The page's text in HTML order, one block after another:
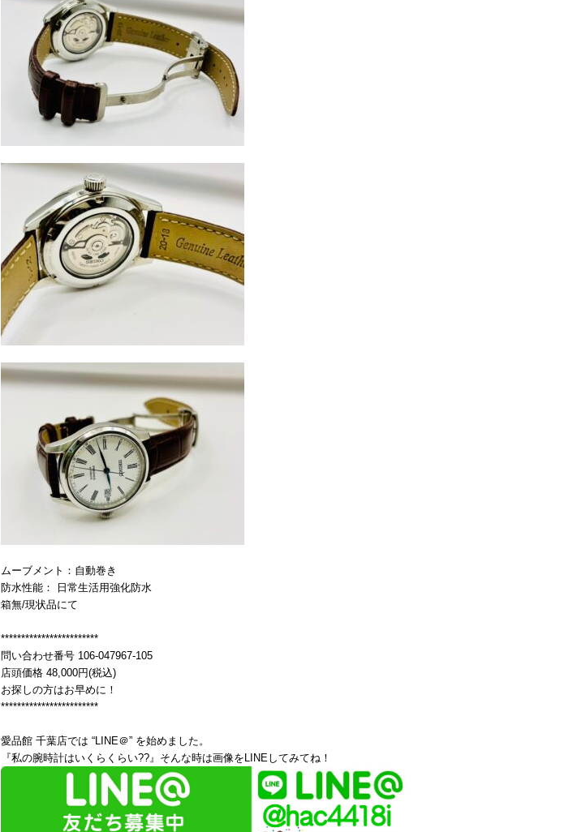
ムーブメント：自動巻き
防水性能： 日常生活用強化防水
箱無/現状品にて
************************
問い合わせ番号 106-047967-105
店頭価格 48,000円(税込)
お探しの方はお早めに！
************************
愛品館 千葉店では “LINE＠” を始めました。
『私の腕時計はいくらくらい??』そんな時は画像をLINEしてみてね！